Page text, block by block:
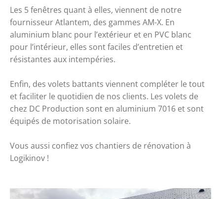
Les 5 fenêtres quant à elles, viennent de notre
fournisseur Atlantem, des gammes AM-X. En
aluminium blanc pour l’extérieur et en PVC blanc
pour l’intérieur, elles sont faciles d’entretien et
résistantes aux intempéries.
Enfin, des volets battants viennent compléter le tout
et faciliter le quotidien de nos clients. Les volets de
chez DC Production sont en aluminium 7016 et sont
équipés de motorisation solaire.
Vous aussi confiez vos chantiers de rénovation à
Logikinov !